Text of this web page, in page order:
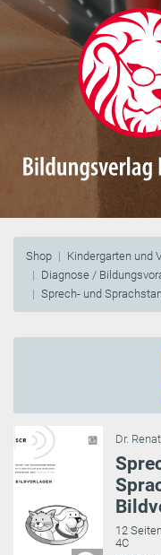
Shop
Kindergarten und
Diagnose /
Sprech- und
Dr.
12
4C